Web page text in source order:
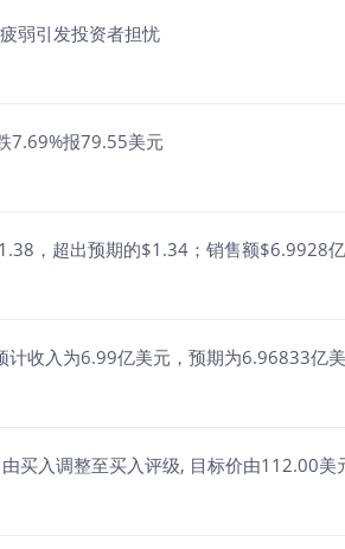
装股KTB盘中重挫11.8% 业绩疲弱引发投资者担忧
7.69%报79.55美元
，超出预期的$1.34；销售额$6.9928
收入为6.99亿美元，预期为6.96833亿
买入调整至买入评级, 目标价由112.00美